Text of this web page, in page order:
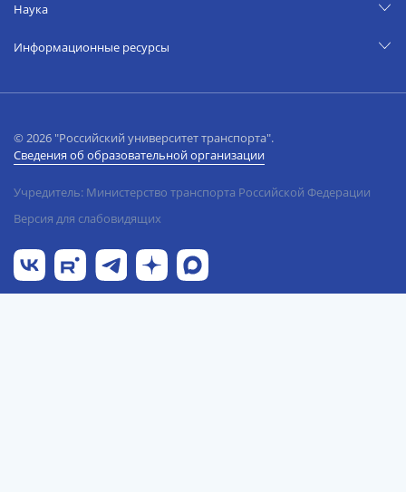
Наука
Информационные ресурсы
© 2026 "Российский университет транспорта".
Сведения об образовательной организации
Учредитель: Министерство транспорта Российской Федерации
Версия для слабовидящих